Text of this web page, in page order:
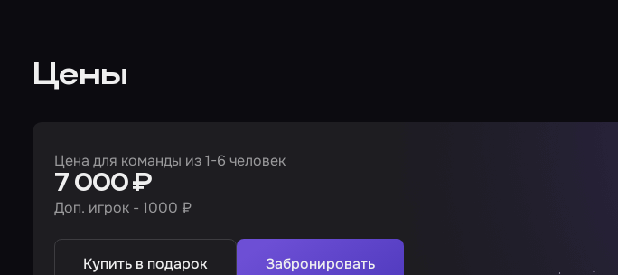
Цены
Цена для команды из 1-6 человек
7 000 ₽
Доп. игрок - 1000 ₽
Купить в подарок Забронировать